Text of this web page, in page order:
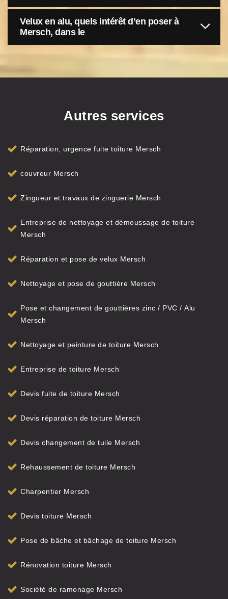
Velux en alu, quels intérêt d’en poser à
Mersch, dans le
Autres services
Réparation, urgence fuite toiture Mersch
couvreur Mersch
Zingueur et travaux de zinguerie Mersch
Entreprise de nettoyage et démoussage de toiture
Mersch
Réparation et pose de velux Mersch
Nettoyage et pose de gouttière Mersch
Pose et changement de gouttières zinc / PVC / Alu
Mersch
Nettoyage et peinture de toiture Mersch
Entreprise de toiture Mersch
Devis fuite de toiture Mersch
Devis réparation de toiture Mersch
Devis changement de tuile Mersch
Rehaussement de toiture Mersch
Charpentier Mersch
Devis toiture Mersch
Pose de bâche et bâchage de toiture Mersch
Rénovation toiture Mersch
Société de ramonage Mersch